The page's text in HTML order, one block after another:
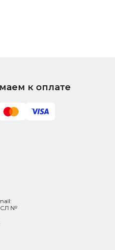
к оплате
СЛ №